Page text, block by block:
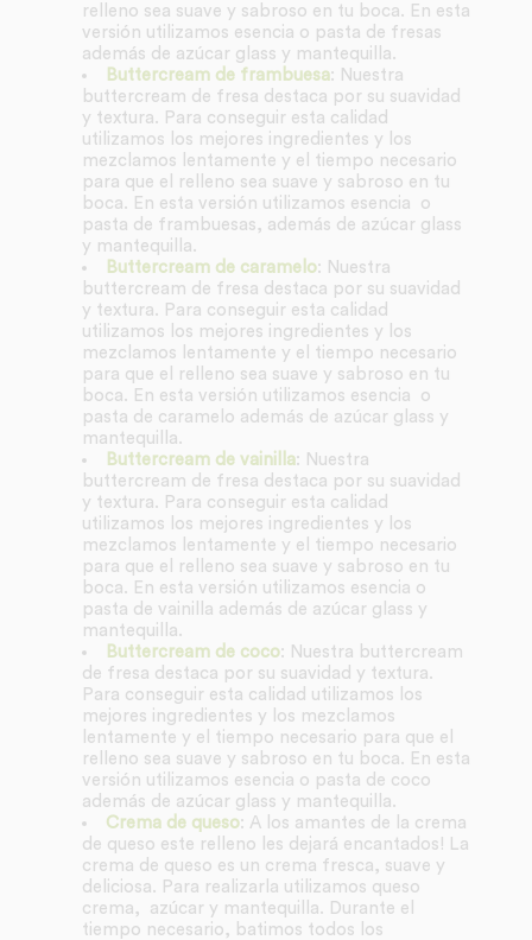
relleno sea suave y sabroso en tu boca. En esta
versión utilizamos esencia o pasta de fresas
además de azúcar glass y mantequilla.
Buttercream de frambuesa: Nuestra
buttercream de fresa destaca por su suavidad
y textura. Para conseguir esta calidad
utilizamos los mejores ingredientes y los
mezclamos lentamente y el tiempo necesario
para que el relleno sea suave y sabroso en tu
boca. En esta versión utilizamos esencia o
pasta de frambuesas, además de azúcar glass
y mantequilla.
Buttercream de caramelo: Nuestra
buttercream de fresa destaca por su suavidad
y textura. Para conseguir esta calidad
utilizamos los mejores ingredientes y los
mezclamos lentamente y el tiempo necesario
para que el relleno sea suave y sabroso en tu
boca. En esta versión utilizamos esencia o
pasta de caramelo además de azúcar glass y
mantequilla.
Buttercream de vainilla: Nuestra
buttercream de fresa destaca por su suavidad
y textura. Para conseguir esta calidad
utilizamos los mejores ingredientes y los
mezclamos lentamente y el tiempo necesario
para que el relleno sea suave y sabroso en tu
boca. En esta versión utilizamos esencia o
pasta de vainilla además de azúcar glass y
mantequilla.
Buttercream de coco: Nuestra buttercream
de fresa destaca por su suavidad y textura.
Para conseguir esta calidad utilizamos los
mejores ingredientes y los mezclamos
lentamente y el tiempo necesario para que el
relleno sea suave y sabroso en tu boca. En esta
versión utilizamos esencia o pasta de coco
además de azúcar glass y mantequilla.
Crema de queso: A los amantes de la crema
de queso este relleno les dejará encantados! La
crema de queso es un crema fresca, suave y
deliciosa. Para realizarla utilizamos queso
crema, azúcar y mantequilla. Durante el
tiempo necesario, batimos todos los